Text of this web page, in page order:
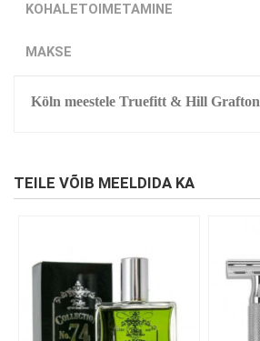
KOHALETOIMETAMINE
MAKSE
Köln meestele Truefitt & Hill Grafton
TEILE VÕIB MEELDIDA KA